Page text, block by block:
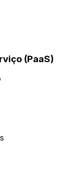
(PaaS)